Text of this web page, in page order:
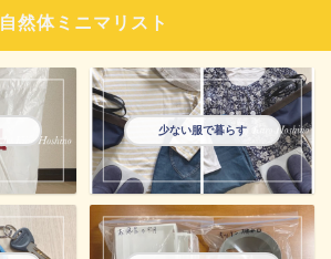
自然体ミニマリスト
少ない服で暮らす